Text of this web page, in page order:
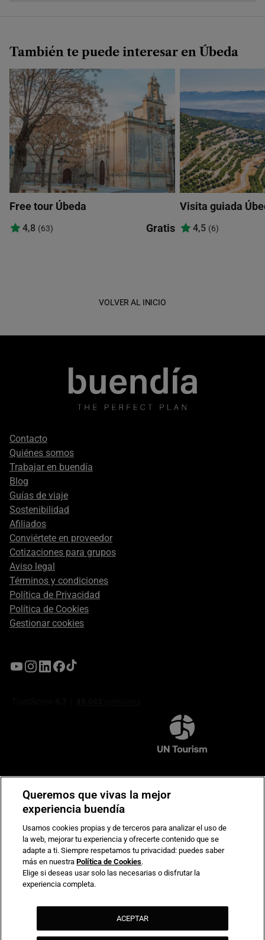
También te puede interesar en Úbeda
Free tour Úbeda
4,8 (63) Gratis
Visita guiada
4,5 (6)
VOLVER AL INICIO
Footer
secondary
Contacto
Quiénes somos
Trabajar en buendía
Blog
Guías de viaje
Sostenibilidad
Afiliados
Conviértete en proveedor
Cotizaciones para grupos
Aviso legal
Términos y condiciones
Política de Privacidad
Política de Cookies
Gestionar cookies
Compromiso de seguridad en pagos electrónicos
Queremos que vivas la mejor
experiencia buendía
Usamos cookies propias y de terceros para analizar el uso de
la web, mejorar tu experiencia y ofrecerte contenido que se
adapte a ti. Siempre respetamos tu privacidad: puedes saber
más en nuestraPolítica de Cookies.
Elige si deseas usar solo las necesarias o disfrutar la
experiencia completa.
ACEPTAR